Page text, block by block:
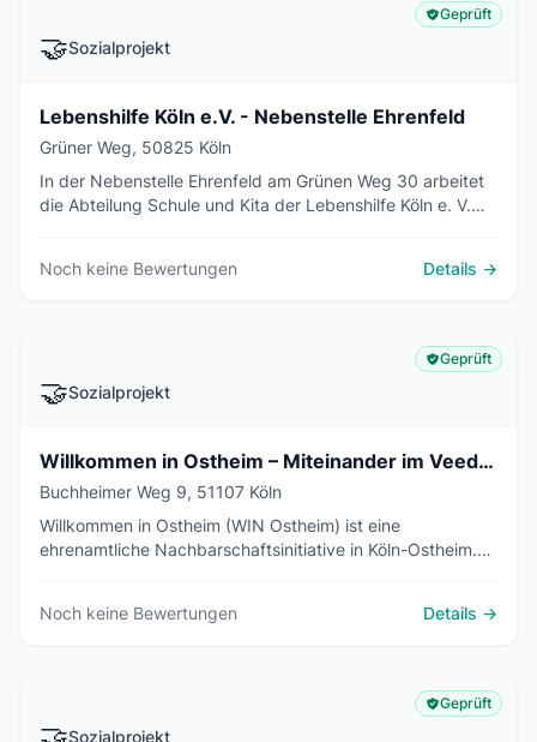
🤝Sozialprojekt
Geprüft
Lebenshilfe Köln e.V. - Nebenstelle Ehrenfeld
Grüner Weg, 50825 Köln
In der Nebenstelle Ehrenfeld am Grünen Weg 30 arbeitet
die Abteilung Schule und Kita der Lebenshilfe Köln e. V.
Noch keine Bewertungen Details →
🤝Sozialprojekt
Geprüft
Willkommen in Ostheim – Miteinander im Veedel (WIN Ostheim)
Buchheimer Weg 9, 51107 Köln
Willkommen in Ostheim (WIN Ostheim) ist eine
ehrenamtliche Nachbarschaftsinitiative in Köln-Ostheim.
Noch keine Bewertungen Details →
Sozialprojekt
Geprüft